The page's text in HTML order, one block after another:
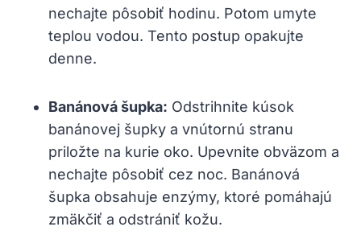
nechajte pôsobiť hodinu. Potom umyte
teplou vodou. Tento postup opakujte
denne.
Banánová šupka: Odstrihnite kúsok
banánovej šupky a vnútornú stranu
priložte na kurie oko. Upevnite obväzom a
nechajte pôsobiť cez noc. Banánová
šupka obsahuje enzýmy, ktoré pomáhajú
zmäkčiť a odstrániť kožu.